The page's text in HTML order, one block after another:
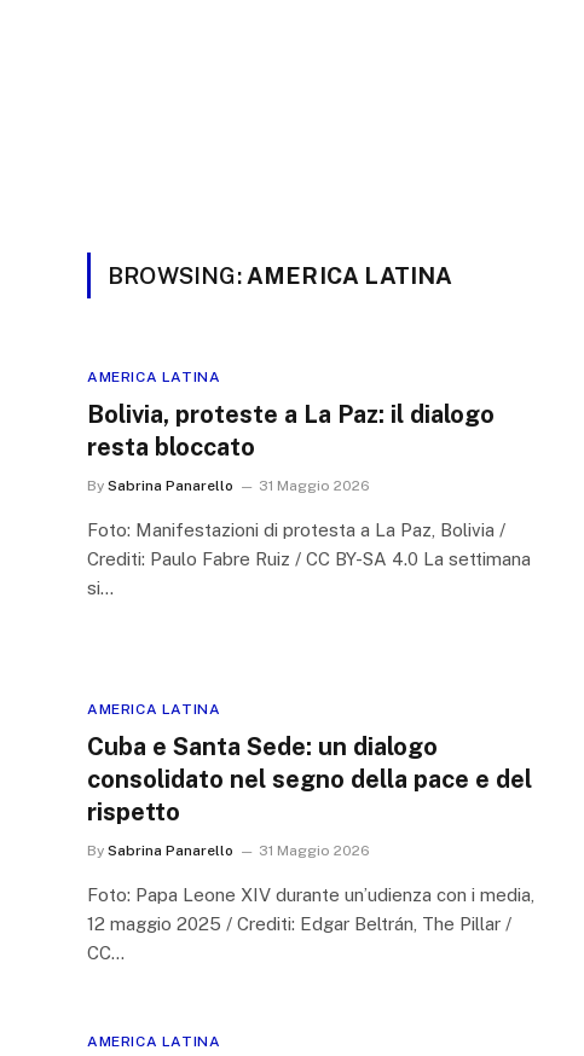
BROWSING: AMERICA LATINA
AMERICA LATINA
Bolivia, proteste a La Paz: il dialogo
resta bloccato
By Sabrina Panarello 31 Maggio 2026
Foto: Manifestazioni di protesta a La Paz, Bolivia /
Crediti: Paulo Fabre Ruiz / CC BY-SA 4.0 La settimana
si…
AMERICA LATINA
Cuba e Santa Sede: un dialogo
consolidato nel segno della pace e del
rispetto
By Sabrina Panarello 31 Maggio 2026
Foto: Papa Leone XIV durante un’udienza con i media,
12 maggio 2025 / Crediti: Edgar Beltrán, The Pillar /
CC…
AMERICA LATINA